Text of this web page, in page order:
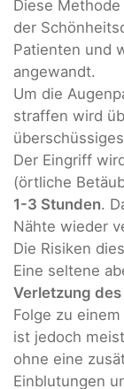
Diese
der
Patienten und
angewandt.
Um die
straffen wird
Der Eingriff
(örtliche
1-3 Stunden.
Nähte wieder
Die Risiken
Eine seltene
Verletzung
Folge zu einem
ist jedoch
ohne eine
Einblutungen